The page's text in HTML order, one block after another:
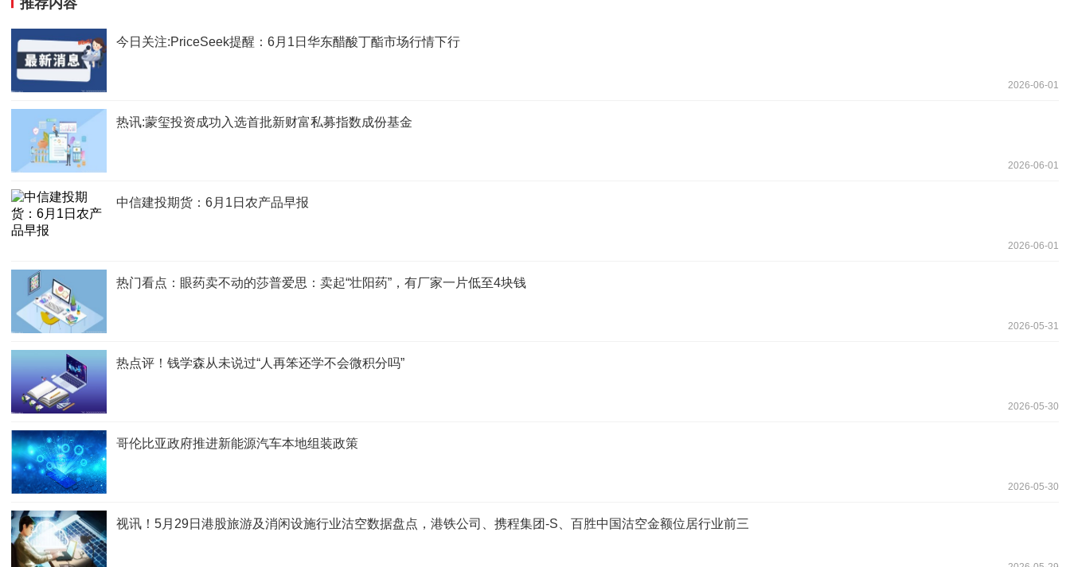
今日关注:PriceSeek提醒：6月1日华东醋酸丁酯市场行情下行
2026-06-01
热讯:蒙玺投资成功入选首批新财富私募指数成份基金
2026-06-01
中信建投期货：6月1日农产品早报
2026-06-01
热门看点：眼药卖不动的莎普爱思：卖起“壮阳药”，有厂家一片低至4块钱
2026-05-31
热点评！钱学森从未说过“人再笨还学不会微积分吗”
2026-05-30
哥伦比亚政府推进新能源汽车本地组装政策
2026-05-30
视讯！5月29日港股旅游及消闲设施行业沽空数据盘点，港铁公司、携程集团-S、百胜中国沽空金额位居行业前三